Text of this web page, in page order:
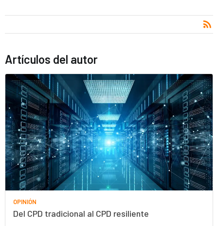
Artículos del autor
OPINIÓN
Del CPD tradicional al CPD resiliente